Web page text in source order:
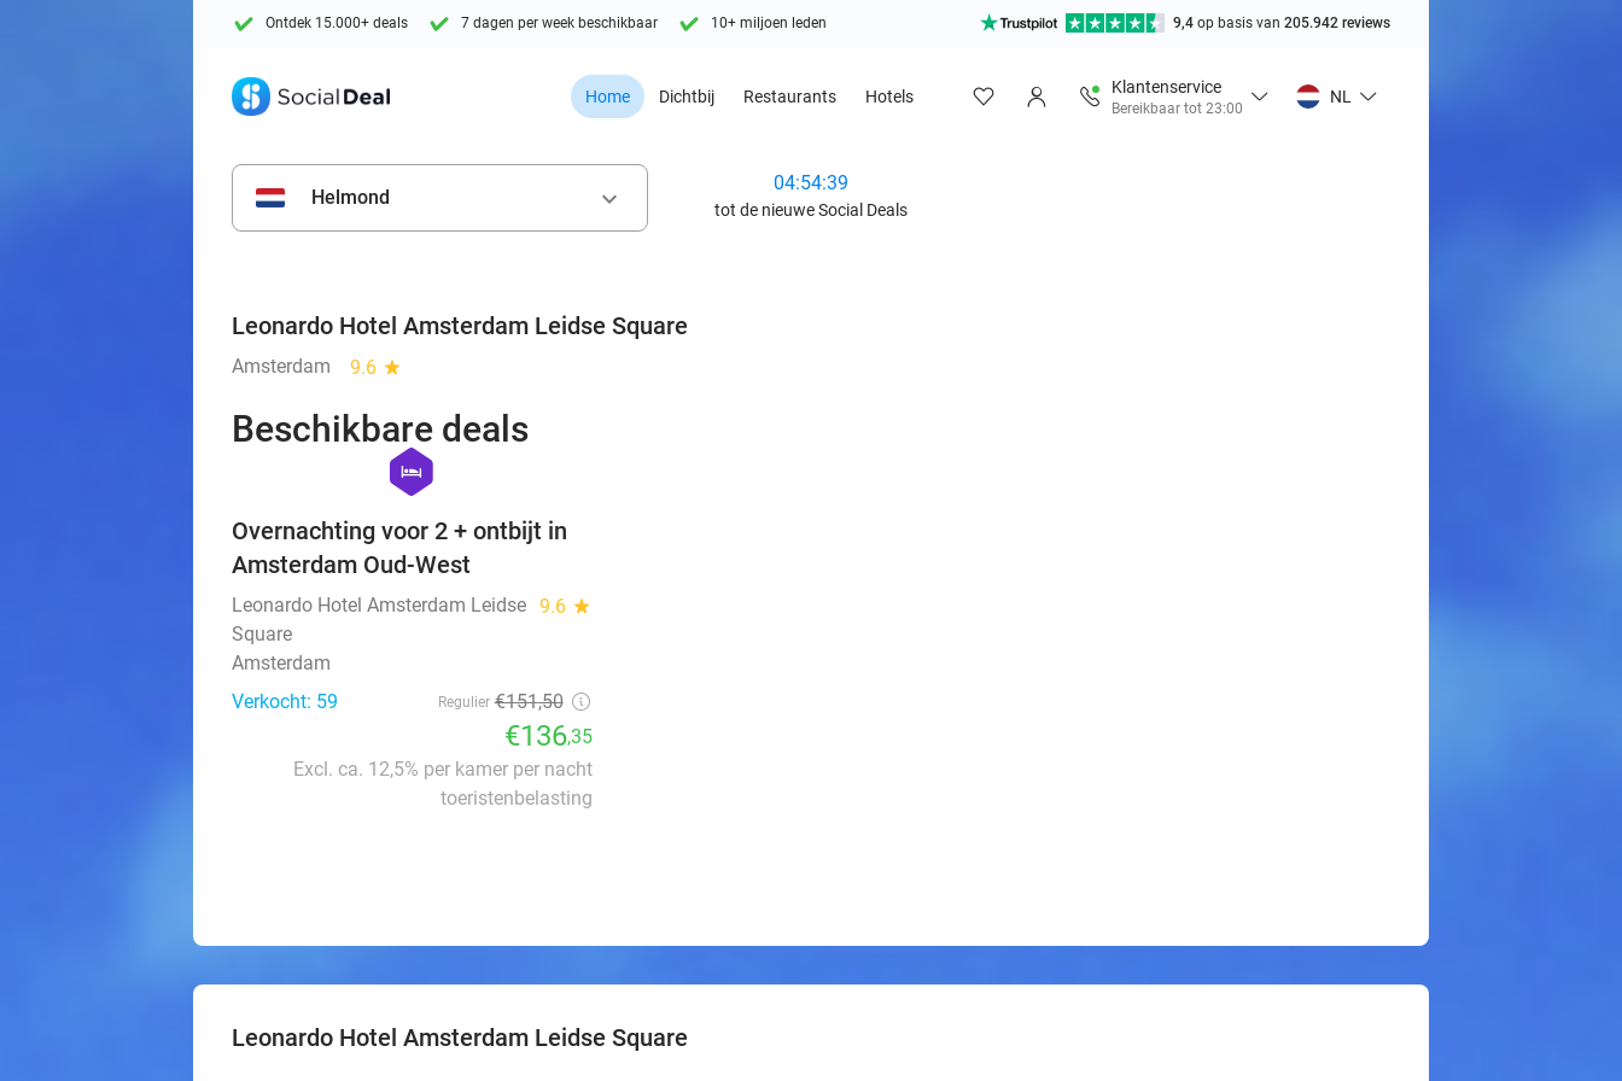
Ontdek 15.000+ deals 7 dagen per week beschikbaar 10+ miljoen leden 9,4 op basis van 205.942 reviews
Home Dichtbij Restaurants Hotels
Klantenservice
Bereikbaar tot 23:00
NL
Helmond keyboard_arrow_down
04:54:37
tot de nieuwe Social Deals
Leonardo Hotel Amsterdam Leidse Square
Amsterdam 9.6 star
Beschikbare deals
hexagon
hotel
Overnachting voor 2 + ontbijt in
Amsterdam Oud-West
Leonardo Hotel Amsterdam Leidse
Square
9.6 star
Amsterdam
Verkocht: 59
Regulier €151,50
€136,35
Excl. ca. 12,5% per kamer per nacht
toeristenbelasting
Leonardo Hotel Amsterdam Leidse Square